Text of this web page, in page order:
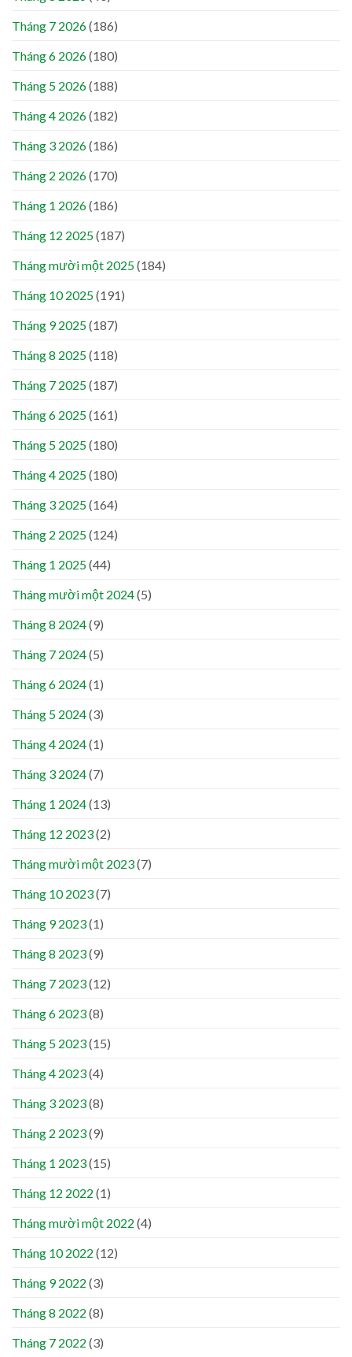
Tháng 7 2026(186)
Tháng 6 2026(180)
Tháng 5 2026(188)
Tháng 4 2026(182)
Tháng 3 2026(186)
Tháng 2 2026(170)
Tháng 1 2026(186)
Tháng 12 2025(187)
Tháng mười một 2025(184)
Tháng 10 2025(191)
Tháng 9 2025(187)
Tháng 8 2025(118)
Tháng 7 2025(187)
Tháng 6 2025(161)
Tháng 5 2025(180)
Tháng 4 2025(180)
Tháng 3 2025(164)
Tháng 2 2025(124)
Tháng 1 2025(44)
Tháng mười một 2024(5)
Tháng 8 2024(9)
Tháng 7 2024(5)
Tháng 6 2024(1)
Tháng 5 2024(3)
Tháng 4 2024(1)
Tháng 3 2024(7)
Tháng 1 2024(13)
Tháng 12 2023(2)
Tháng mười một 2023(7)
Tháng 10 2023(7)
Tháng 9 2023(1)
Tháng 8 2023(9)
Tháng 7 2023(12)
Tháng 6 2023(8)
Tháng 5 2023(15)
Tháng 4 2023(4)
Tháng 3 2023(8)
Tháng 2 2023(9)
Tháng 1 2023(15)
Tháng 12 2022 (1)
Tháng mười một 2022 (4)
Tháng 10 2022 (12)
Tháng 9 2022 (3)
Tháng 8 2022 (8)
Tháng 7 2022 (3)